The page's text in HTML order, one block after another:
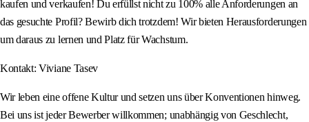
kaufen und verkaufen! Du erfüllst nicht zu 100% alle Anforderungen an
das gesuchte Profil? Bewirb dich trotzdem! Wir bieten Herausforderungen
um daraus zu lernen und Platz für Wachstum.
Kontakt: Viviane Tasev
Wir leben eine offene Kultur und setzen uns über Konventionen hinweg.
Bei uns ist jeder Bewerber willkommen; unabhängig von Geschlecht,